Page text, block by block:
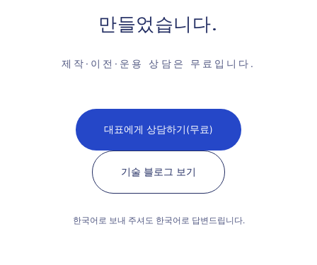
만들었습니다.
제작·이전·운용 상담은 무료입니다.
대표에게 상담하기(무료)
기술 블로그 보기
한국어로 보내 주셔도 한국어로 답변드립니다.